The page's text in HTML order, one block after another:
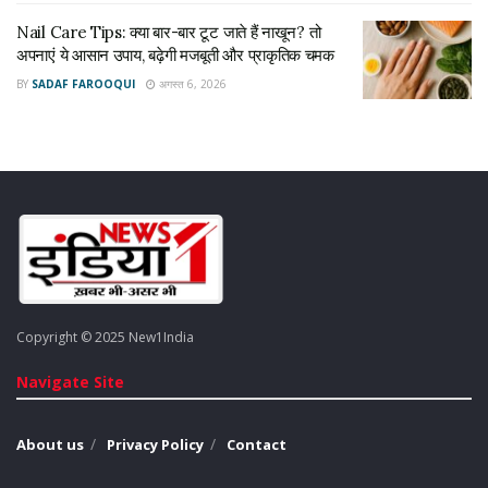
अपडेट:
खबर प्रसारित होने के बाद वरिष्ठ अधिकारियों ने खबर का संज्ञान लेते हुए
Nail Care Tips: क्या बार-बार टूट जाते हैं नाखून? तो
अपनाएं ये आसान उपाय, बढ़ेगी मजबूती और प्राकृतिक चमक
BY SADAF FAROOQUI अगस्त 6, 2026
Copyright © 2025 New1India
Navigate Site
About us Privacy Policy Contact